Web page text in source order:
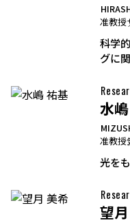
准教授
科学
グに
水
准教授
光を
望